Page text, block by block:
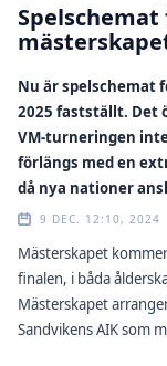
Spelschemat
Nu är spelschemat
2025 fastställt. Det
VM-turneringen
förlängs med en
då nya nationer
9 DEC. 12:10, 2024
Mästerskapet
finalen, i båda
Mästerskapet
Sandvikens AIK som